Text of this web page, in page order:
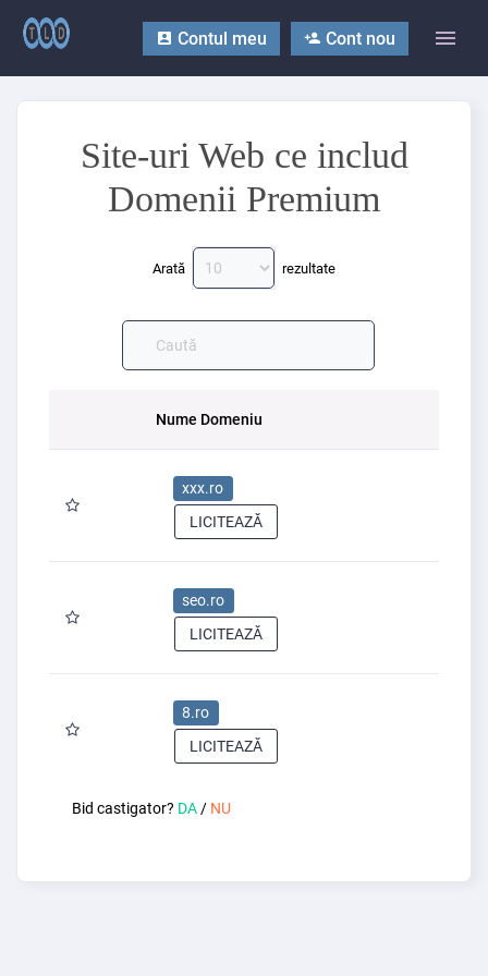
Contul meu Cont nou
Site-uri Web ce includ
Domenii Premium
Arată rezultate
Nume Domeniu
xxx.ro
LICITEAZĂ
seo.ro
LICITEAZĂ
8.ro
LICITEAZĂ
Bid castigator? DA/ NU